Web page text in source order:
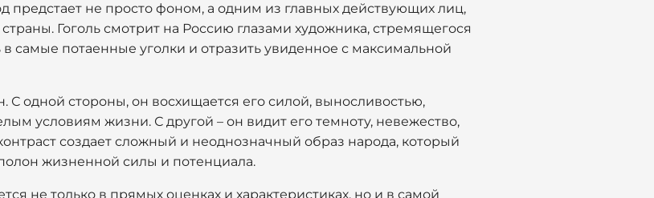
предстает не просто фоном, а одним из главных действующих лиц,
Гоголь смотрит на Россию глазами художника, стремящегося
в самые потаенные уголки и отразить увиденное с максимальной
С одной стороны, он восхищается его силой, выносливостью,
условиям жизни. С другой – он видит его темноту, невежество,
создает сложный и неоднозначный образ народа, который
жизненной силы и потенциала.
не только в прямых оценках и характеристиках, но и в самой